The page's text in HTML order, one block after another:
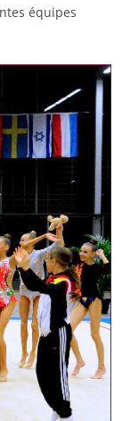
équipes